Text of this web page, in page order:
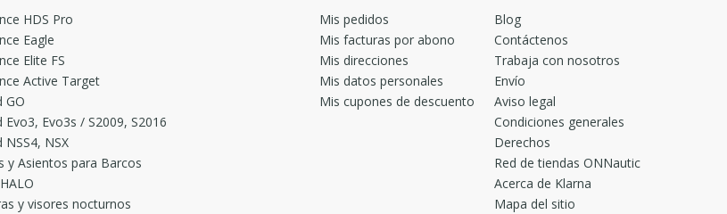
HDS Pro
Eagle
Elite FS
Active Target
GO
Evo3, Evo3s / S2009, S2016
NSS4, NSX
y Asientos para Barcos
y visores nocturnos
Mis pedidos
Mis facturas por abono
Mis direcciones
Mis datos personales
Mis cupones de descuento
Blog
Contáctenos
Trabaja con nosotros
Envío
Aviso legal
Condiciones generales
Derechos
Red de tiendas ONNautic
Acerca de Klarna
Mapa del sitio